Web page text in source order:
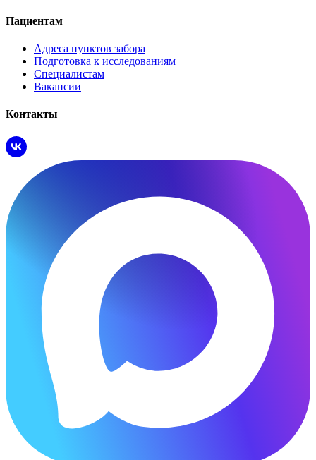
Пациентам
Адреса пунктов забора
Подготовка к исследованиям
Специалистам
Вакансии
Контакты